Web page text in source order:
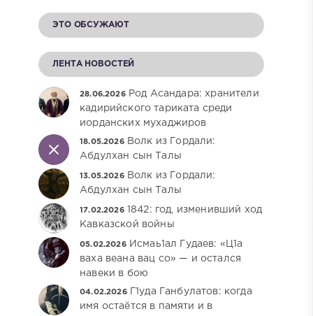
ЭТО ОБСУЖАЮТ
ЛЕНТА НОВОСТЕЙ
28.06.2026
Род Асандара: хранители
кадирийского тариката среди
иорданских мухаджиров
18.05.2026
Волк из Гордали:
Абдулхан сын Талы
13.05.2026
Волк из Гордали:
Абдулхан сын Талы
17.02.2026
1842: год, изменивший ход
Кавказской войны
05.02.2026
Исмаь1ал Гудаев: «Ц1а
ваха веана вац со» — и остался
навеки в бою
04.02.2026
Г1уда Ганбулатов: когда
имя остаётся в памяти и в